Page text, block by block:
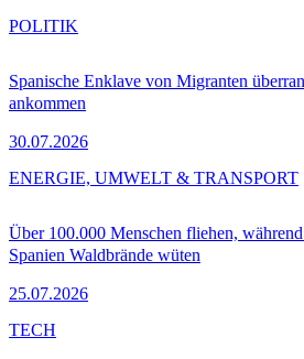
Spanische Enklave von Migranten
ankommen
30.07.2026
POLITIK
Über 100.000 Menschen fliehen,
Spanien Waldbrände wüten
25.07.2026
ENERGIE, UMWELT & TRANSPORT
TECH